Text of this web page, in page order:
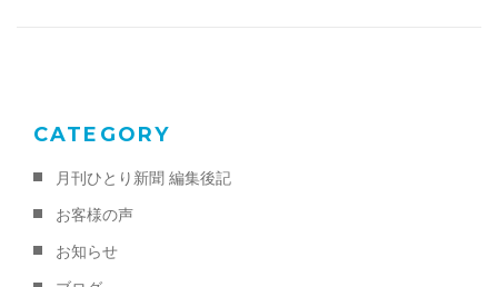
CATEGORY
月刊ひとり新聞 編集後記
お客様の声
お知らせ